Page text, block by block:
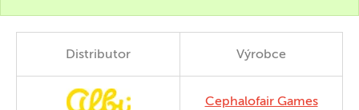
Distributor Výrobce
Cephalofair Games